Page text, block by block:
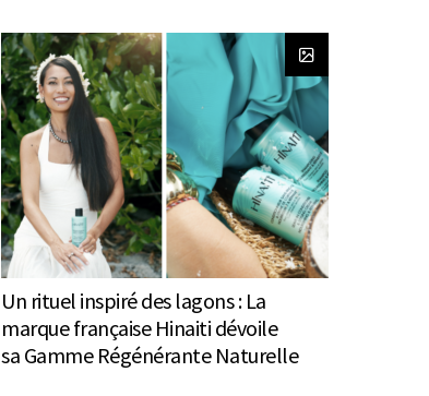
Un rituel inspiré des lagons : La
marque française Hinaiti dévoile
sa Gamme Régénérante Naturelle